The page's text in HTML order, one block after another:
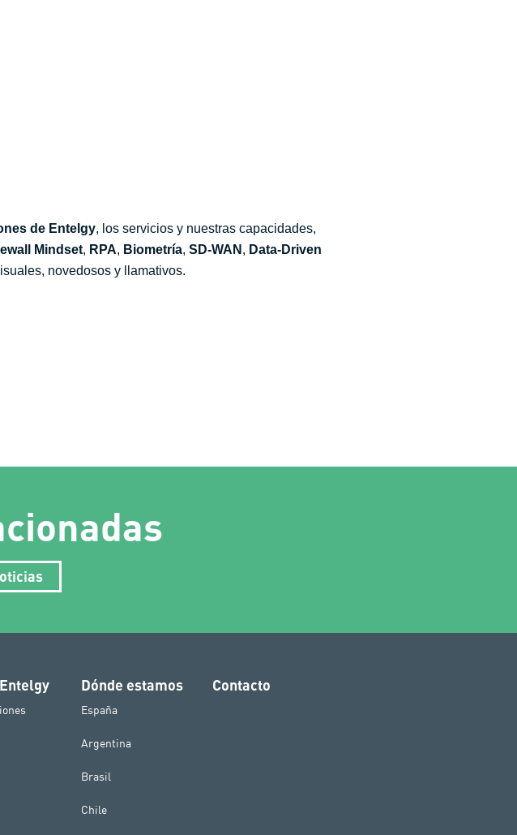
de Entelgy, los servicios y nuestras capacidades,
Mindset, RPA, Biometría, SD-WAN , Data-Driven
novedosos y llamativos.
Dónde estamos
España
Argentina
Brasil
Chile
Contacto